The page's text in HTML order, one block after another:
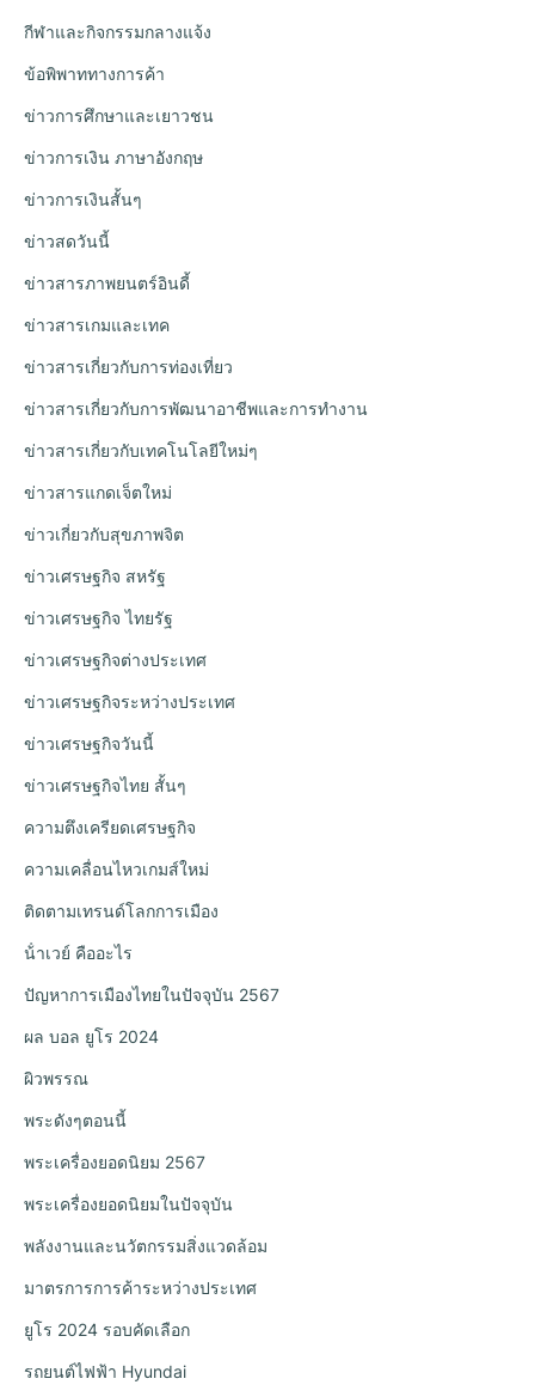
กีฬาและกิจกรรมกลางแจ้ง
ข้อพิพาททางการค้า
ข่าวการศึกษาและเยาวชน
ข่าวการเงิน ภาษาอังกฤษ
ข่าวการเงินสั้นๆ
ข่าวสดวันนี้
ข่าวสารภาพยนตร์อินดี้
ข่าวสารเกมและเทค
ข่าวสารเกี่ยวกับการท่องเที่ยว
ข่าวสารเกี่ยวกับการพัฒนาอาชีพและการทำงาน
ข่าวสารเกี่ยวกับเทคโนโลยีใหม่ๆ
ข่าวสารแกดเจ็ตใหม่
ข่าวเกี่ยวกับสุขภาพจิต
ข่าวเศรษฐกิจ สหรัฐ
ข่าวเศรษฐกิจ ไทยรัฐ
ข่าวเศรษฐกิจต่างประเทศ
ข่าวเศรษฐกิจระหว่างประเทศ
ข่าวเศรษฐกิจวันนี้
ข่าวเศรษฐกิจไทย สั้นๆ
ความตึงเครียดเศรษฐกิจ
ความเคลื่อนไหวเกมส์ใหม่
ติดตามเทรนด์โลกการเมือง
น้ําเวย์ คืออะไร
ปัญหาการเมืองไทยในปัจจุบัน 2567
ผล บอล ยูโร 2024
ผิวพรรณ
พระดังๆตอนนี้
พระเครื่องยอดนิยม 2567
พระเครื่องยอดนิยมในปัจจุบัน
พลังงานและนวัตกรรมสิ่งแวดล้อม
มาตรการการค้าระหว่างประเทศ
ยูโร 2024 รอบคัดเลือก
รถยนต์ไฟฟ้า Hyundai